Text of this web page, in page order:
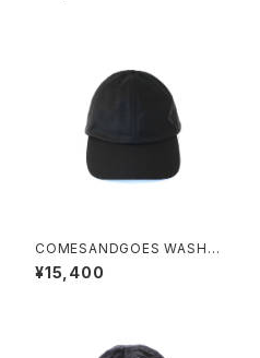
COMESANDGOES WASHAB
LE TWILL STANDARD CAP
¥15,400